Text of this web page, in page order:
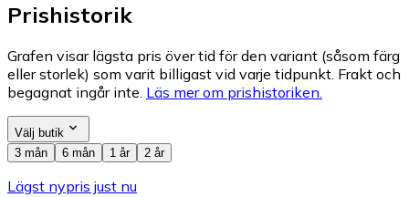
Prishistorik
Grafen visar lägsta pris över tid för den variant (såsom färg
eller storlek) som varit billigast vid varje tidpunkt. Frakt och
begagnat ingår inte. Läs mer om prishistoriken.
Välj butik
3 mån
6 mån 1 år 2 år
Lägst nypris just nu